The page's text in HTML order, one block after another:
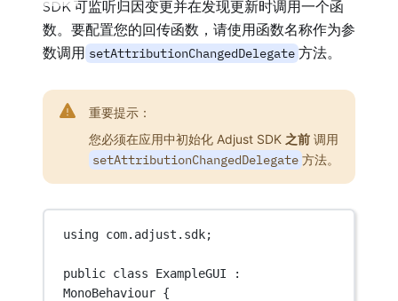
SDK 可监听归因变更并在发现更新时调用一个函
数。要配置您的回传函数，请使用函数名称作为参
数调用 setAttributionChangedDelegate 方法。
重要提示：
您必须在应用中初始化 Adjust SDK 之前 调用
setAttributionChangedDelegate 方法。
using com. adjust . sdk;
public class ExampleGUI
MonoBehaviour {